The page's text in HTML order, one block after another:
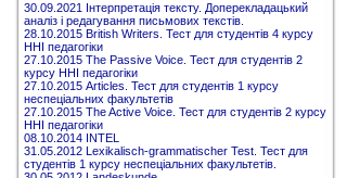
30.09.2021 Інтерпретація тексту. Доперекладацький
аналіз і редагування письмових текстів.
28.10.2015 British Writers. Тест для студентів 4 курсу
ННІ педагогіки
27.10.2015 The Passive Voice. Тест для студентів 2
курсу ННІ педагогіки
27.10.2015 Articles. Тест для студентів 1 курсу
неспеціальних факультетів
27.10.2015 The Active Voice. Тест для студентів 2 курсу
ННІ педагогіки
08.10.2014 INTEL
31.05.2012 Lexikalisch-grammatischer Test. Тест для
студентів 1 курсу неспеціальних факультетів.